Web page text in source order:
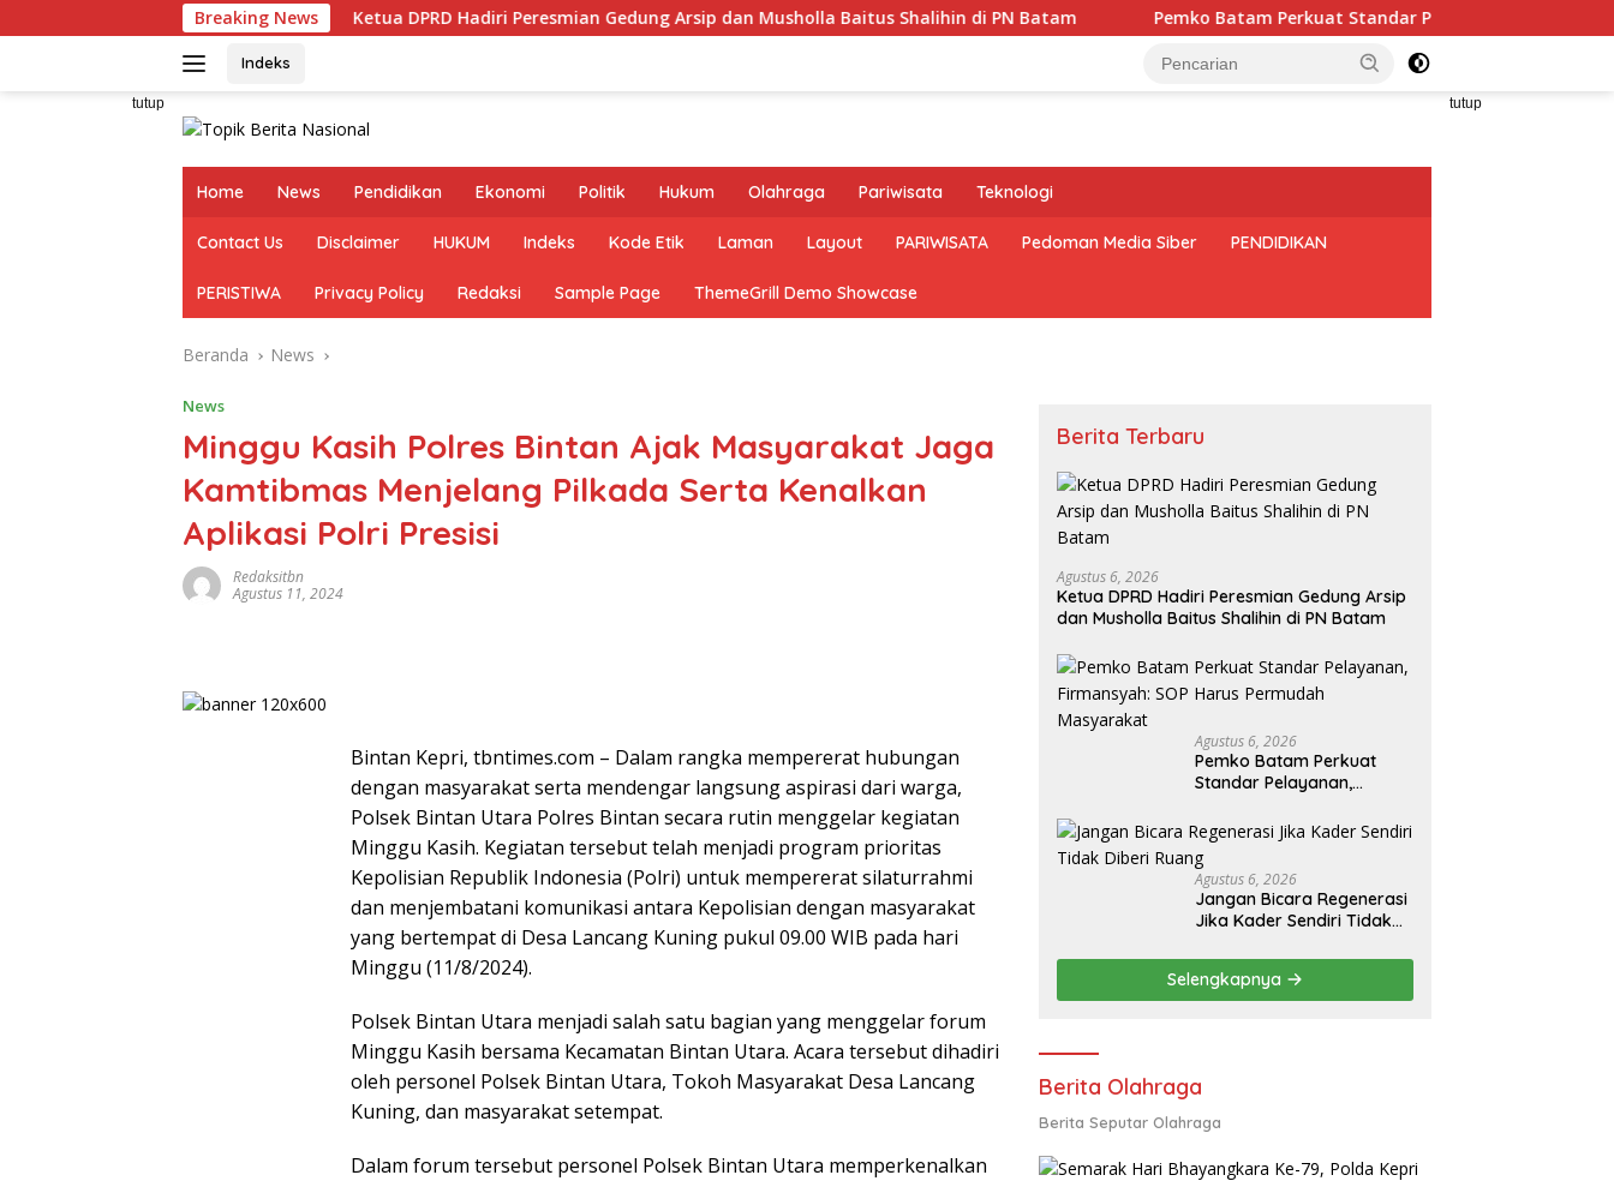
ke
Breaking News
Ketua DPRD Hadiri Peresmian Gedung Arsip dan Musholla Baitus Shalihin di PN Batam Pemko Batam Perkuat Standar Pelayanan, Firmansyah: SOP Harus
Indeks
tutup tutup
Home News Pendidikan Ekonomi Politik Hukum Olahraga Pariwisata Teknologi
Contact Us Disclaimer HUKUM Indeks Kode Etik Laman Layout PARIWISATA Pedoman Media Siber PENDIDIKAN
PERISTIWA Privacy Policy Redaksi Sample Page ThemeGrill Demo Showcase
Beranda News
News
Minggu Kasih Polres Bintan Ajak Masyarakat Jaga
Kamtibmas Menjelang Pilkada Serta Kenalkan
Aplikasi Polri Presisi
Redaksitbn
Agustus 11, 2024
Bintan Kepri, tbntimes.com – Dalam rangka mempererat hubungan
dengan masyarakat serta mendengar langsung aspirasi dari warga,
Polsek Bintan Utara Polres Bintan secara rutin menggelar kegiatan
Minggu Kasih. Kegiatan tersebut telah menjadi program prioritas
Kepolisian Republik Indonesia (Polri) untuk mempererat silaturrahmi
dan menjembatani komunikasi antara Kepolisian dengan masyarakat
yang bertempat di Desa Lancang Kuning pukul 09.00 WIB pada hari
Minggu (11/8/2024).
Polsek Bintan Utara menjadi salah satu bagian yang menggelar forum
Minggu Kasih bersama Kecamatan Bintan Utara. Acara tersebut dihadiri
oleh personel Polsek Bintan Utara, Tokoh Masyarakat Desa Lancang
Kuning, dan masyarakat setempat.
Dalam forum tersebut personel Polsek Bintan Utara memperkenalkan
Berita Terbaru
Agustus 6, 2026
Ketua DPRD Hadiri Peresmian Gedung Arsip
dan Musholla Baitus Shalihin di PN Batam
Agustus 6, 2026
Pemko Batam Perkuat
Standar Pelayanan,
Permudah Masyarakat
Agustus 6, 2026
Jangan Bicara Regenerasi
Jika Kader Sendiri Tidak
Selengkapnya
Berita Olahraga
Berita Seputar Olahraga